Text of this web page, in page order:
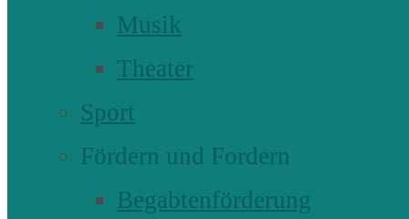
Musik
Theater
Sport
Fördern und Fordern
Begabtenförderung